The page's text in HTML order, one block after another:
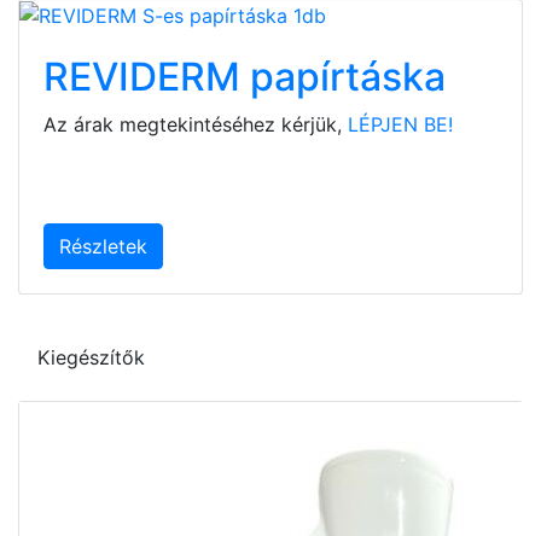
REVIDERM papírtáska
Az árak megtekintéséhez kérjük, LÉPJEN BE!
Részletek
Kiegészítők